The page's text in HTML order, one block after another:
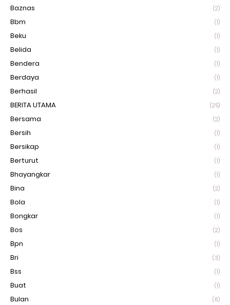
Baznas (2)
Bbm (1)
Beku (1)
Belida (1)
Bendera (1)
Berdaya (1)
Berhasil (2)
BERITA UTAMA (25)
Bersama (2)
Bersih (1)
Bersikap (1)
Berturut (1)
Bhayangkar (1)
Bina (2)
Bola (1)
Bongkar (1)
Bos (2)
Bpn (1)
Bri (3)
Bss (1)
Buat (1)
Bulan (6)